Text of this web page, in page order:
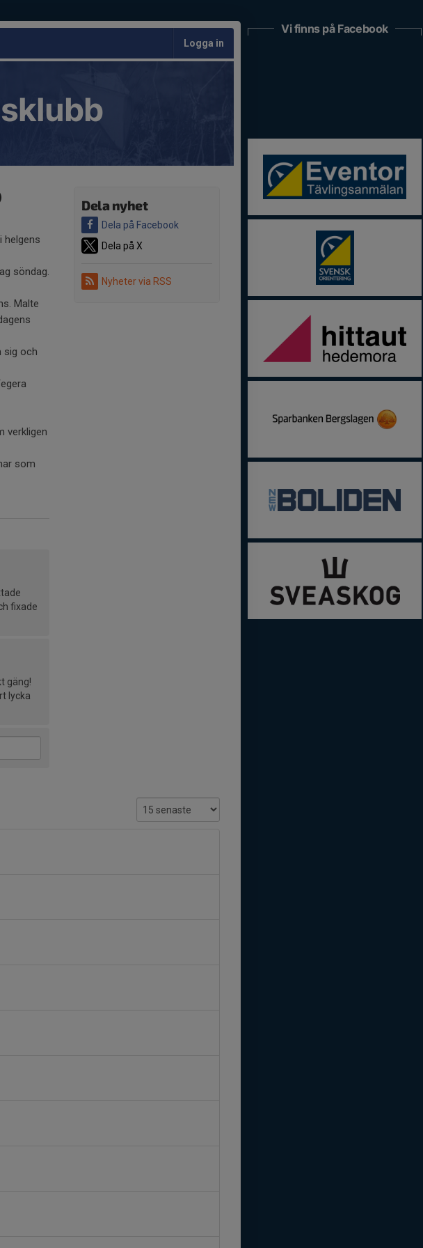
Logga in
Dela nyhet
Dela på Facebook
Dela på X
Nyheter via RSS
helgens
söndag.
Malte
sig och
verkligen
som
fixade
gäng!
lycka
Vi finns på Facebook